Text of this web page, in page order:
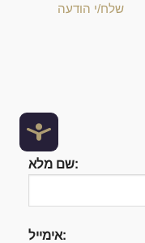
שלח/י הודעה
שם מלא:
אימייל: